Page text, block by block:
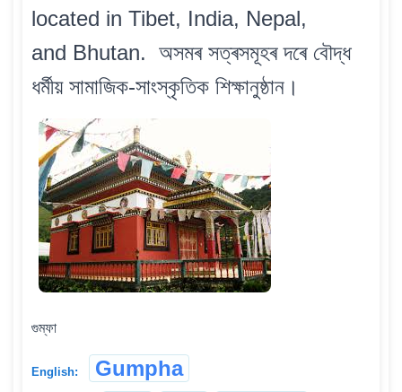
located in Tibet, India, Nepal,
and Bhutan. অসমৰ সত্ৰসমূহৰ দৰে বৌদ্ধ
ধৰ্মীয় সামাজিক-সাংস্কৃতিক শিক্ষানুষ্ঠান।
গুম্ফা
English: Gumpha